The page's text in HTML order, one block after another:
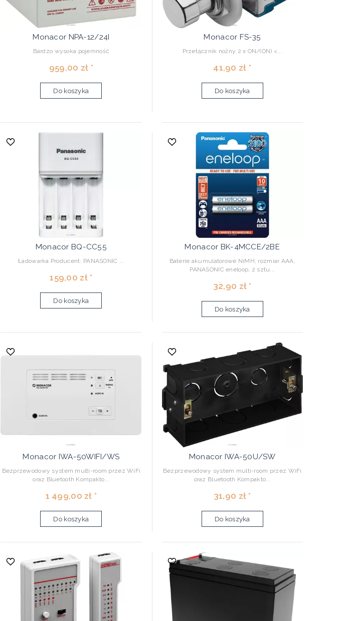
Monacor NPA-12/24I
Bardzo wysoka pojemność
959,00 zł *
Do koszyka
Monacor FS-35
Przełącznik nożny 2 x ON/(ON) <...
41,90 zł *
Do koszyka
Monacor BQ-CC55
Ładowarka Producent: PANASONIC ...
159,00 zł *
Do koszyka
Monacor BK-4MCCE/2BE
Baterie akumulatorowe NiMH, rozmiar AAA,
PANASONIC eneloop, 2 sztu...
32,90 zł *
Do koszyka
Monacor IWA-50WIFI/WS
Bezprzewodowy system multi-room przez WiFi
oraz Bluetooth Kompakto...
1 499,00 zł *
Do koszyka
Monacor IWA-50U/SW
Bezprzewodowy system multi-room przez WiFi
oraz Bluetooth Kompakto...
31,90 zł *
Do koszyka